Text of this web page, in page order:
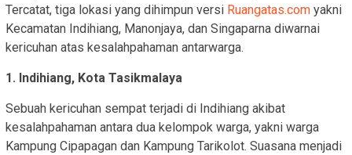
Tercatat, tiga lokasi yang dihimpun versi Ruangatas.com yakni
Kecamatan Indihiang, Manonjaya, dan Singaparna diwarnai
kericuhan atas kesalahpahaman antarwarga.
1. Indihiang, Kota Tasikmalaya
Sebuah kericuhan sempat terjadi di Indihiang akibat
kesalahpahaman antara dua kelompok warga, yakni warga
Kampung Cipapagan dan Kampung Tarikolot. Suasana menjadi